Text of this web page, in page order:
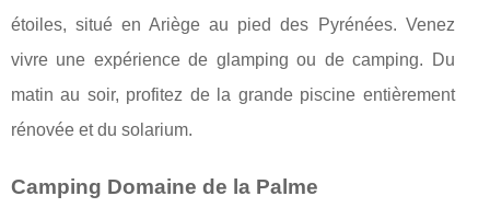
étoiles, situé en Ariège au pied des Pyrénées. Venez
vivre une expérience de glamping ou de camping. Du
matin au soir, profitez de la grande piscine entièrement
rénovée et du solarium.
Camping Domaine de la Palme